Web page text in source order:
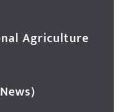
Agriculture